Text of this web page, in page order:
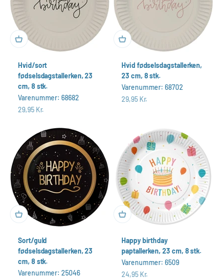
Hvid/sort
fødselsdagstallerken, 23
cm, 8 stk.
Varenummer: 68682
Salgspris
29,95 Kr.
Hvid fødselsdagstallerken,
23 cm, 8 stk.
Varenummer: 68702
Salgspris
29,95 Kr.
Sort/guld
fødselsdagstallerken, 23
cm, 8 stk.
Varenummer: 25046
Happy birthday
paptallerken, 23 cm, 8 stk.
Varenummer: 6509
Salgspris
24,95 Kr.